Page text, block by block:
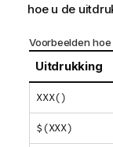
hoe u de
Voorbeelden
Uitdrukking
XXX()
$(XXX)